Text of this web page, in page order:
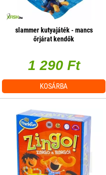
slammer kutyajáték - mancs
őrjárat kendők
1 290 Ft
KOSÁRBA